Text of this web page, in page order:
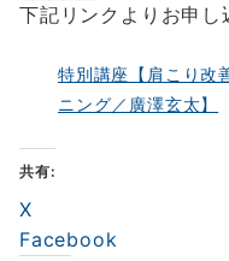
下記リンクよりお申し
特別講座【肩こり改
ニング／廣澤玄太】
共有:
X
Facebook